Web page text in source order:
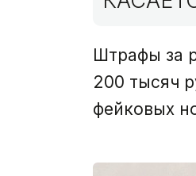
Штрафы за
200 тысяч
фейковых